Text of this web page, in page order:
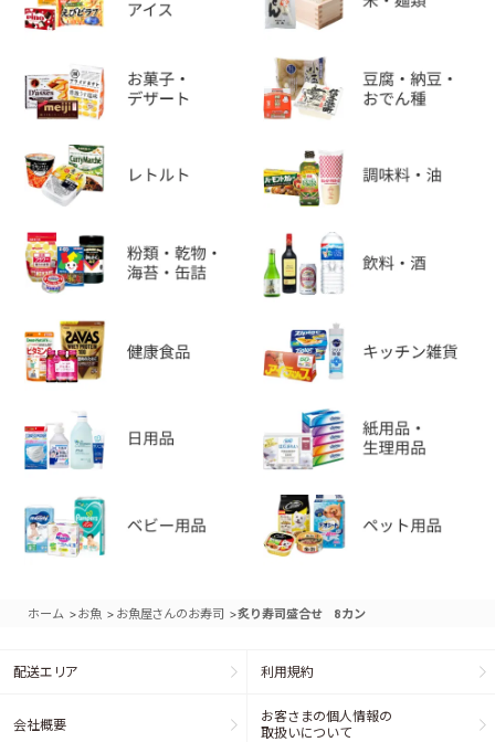
ホーム >お魚 > お魚屋さんのお寿司 >炙り寿司盛合せ 8カン
配送エリア 利用規約
会社概要
お客さまの個人情報の
取扱いについて